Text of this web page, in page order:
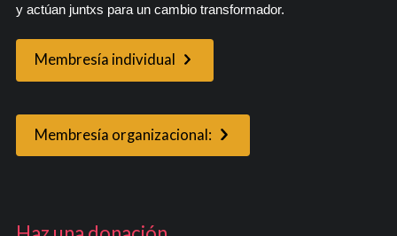
y actúan juntxs para un cambio transformador.
Membresía individual
Membresía organizacional: